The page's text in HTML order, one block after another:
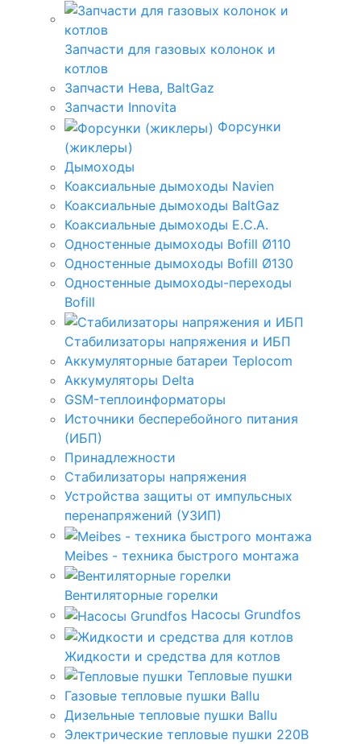
Запчасти для газовых колонок и
котлов
Запчасти Нева, BaltGaz
Запчасти Innovita
Форсунки
(жиклеры)
Дымоходы
Коаксиальные дымоходы Navien
Коаксиальные дымоходы BaltGaz
Коаксиальные дымоходы E.C.A.
Одностенные дымоходы Bofill Ø110
Одностенные дымоходы Bofill Ø130
Одностенные дымоходы-переходы
Bofill
Стабилизаторы напряжения и ИБП
Аккумуляторные батареи Teplocom
Аккумуляторы Delta
GSM-теплоинформаторы
Источники бесперебойного питания
(ИБП)
Принадлежности
Стабилизаторы напряжения
Устройства защиты от импульсных
перенапряжений (УЗИП)
Meibes - техника быстрого монтажа
Вентиляторные горелки
Насосы Grundfos
Жидкости и средства для котлов
Тепловые пушки
Газовые тепловые пушки Ballu
Дизельные тепловые пушки Ballu
Электрические тепловые пушки 220В